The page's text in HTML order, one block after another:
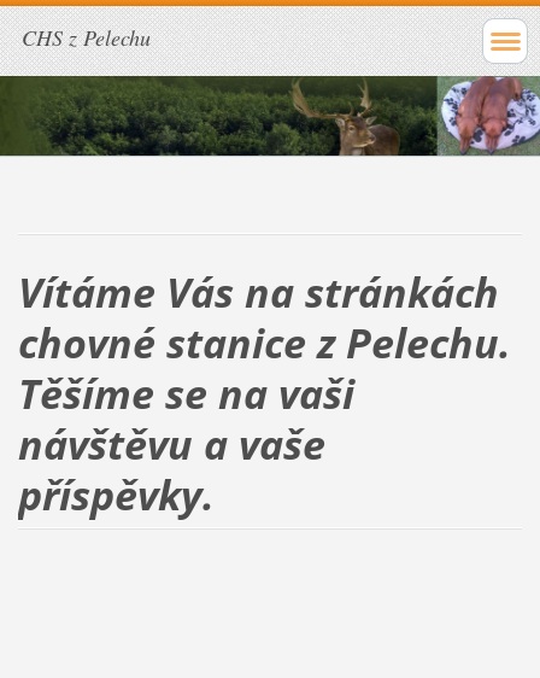
CHS z Pelechu
Vítáme Vás na stránkách
chovné stanice z Pelechu.
Těšíme se na vaši
návštěvu a vaše
příspěvky.